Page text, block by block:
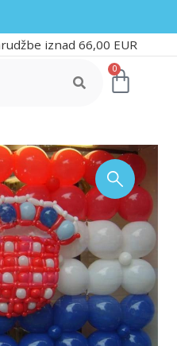
iznad 66,00 EUR
0